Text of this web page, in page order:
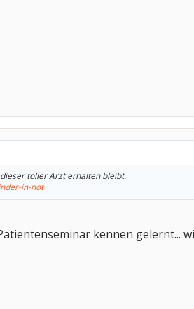
toller Arzt erhalten bleibt.
in-not
kennen gelernt...